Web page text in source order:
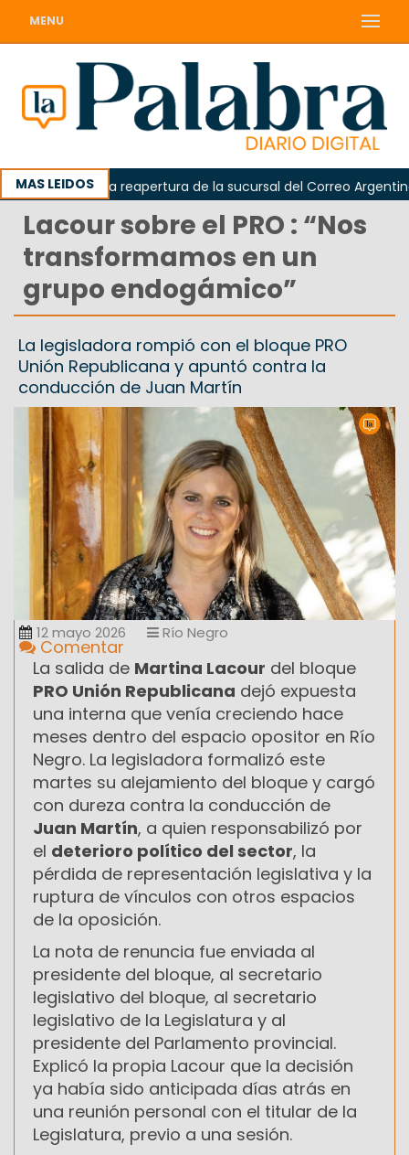
MENU
MAS LEIDOS
reclamó la reapertura de la sucursal del Correo Argentino en
Lacour sobre el PRO : “Nos
transformamos en un
grupo endogámico”
La legisladora rompió con el bloque PRO
Unión Republicana y apuntó contra la
conducción de Juan Martín
12 mayo 2026 Río Negro
Comentar
La salida de Martina Lacour del bloque
PRO Unión Republicana dejó expuesta
una interna que venía creciendo hace
meses dentro del espacio opositor en Río
Negro. La legisladora formalizó este
martes su alejamiento del bloque y cargó
con dureza contra la conducción de
Juan Martín, a quien responsabilizó por
el deterioro político del sector, la
pérdida de representación legislativa y la
ruptura de vínculos con otros espacios
de la oposición.
La nota de renuncia fue enviada al
presidente del bloque, al secretario
legislativo del bloque, al secretario
legislativo de la Legislatura y al
presidente del Parlamento provincial.
Explicó la propia Lacour que la decisión
ya había sido anticipada días atrás en
una reunión personal con el titular de la
Legislatura, previo a una sesión.